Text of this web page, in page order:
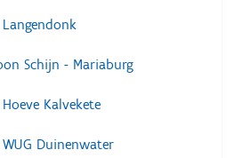
Schijn - Mariaburg
Kalvekete
Duinenwater